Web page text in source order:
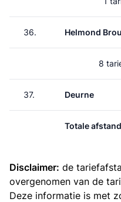
36. Helmond
8
37. Deurne
Totale afstand
Disclaimer: de
overgenomen van de
Deze informatie is met